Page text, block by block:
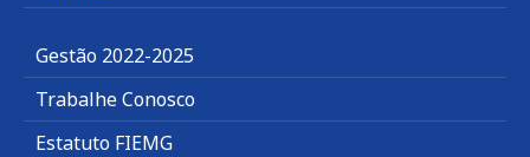
Gestão 2022-2025
Trabalhe Conosco
Estatuto FIEMG